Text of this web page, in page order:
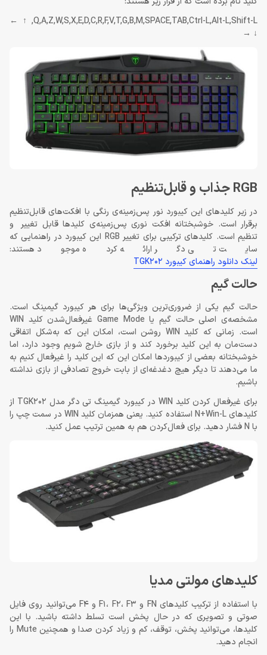
Q,A,Z,W,S,X,E,D,C,R,F,V,T,G,B,M,SPACE,TAB,Ctrl-L,Alt-L,Shift-L, ↑ ←
↓ →
RGB جذاب و قابل‌تنظیم
در زیر کلیدهای این کیبورد نور پس‌زمینه‌ی رنگی با افکت‌های قابل‌تنظیم
برقرار است. خوشبختانه افکت نوری پس‌زمینه‌ی کلیدها قابل تغییر و
تنظیم است. کلیدهای ترکیبی برای تغییر RGB این کیبورد در راهنمایی که
سایت تی دگر ارائه کرده موجود هستند:
لینک دانلود راهنمای کیبورد TGK202
حالت گیم
حالت گیم یکی از ضروری‌ترین ویژگی‌ها برای هر کیبورد گیمینگ است.
مشخصه‌ی اصلی حالت گیم یا Game Mode غیرفعال‌شدن کلید WIN
است. زمانی که کلید WIN روشن است، امکان این که به‌شکل اتفاقی
دست‌مان به این کلید برخورد کند و از بازی خارج شویم وجود دارد، اما
خوشبختانه بعضی از کیبوردها امکان این که این کلید را غیرفعال کنیم به
ما می‌دهند تا دیگر هیچ دغدغه‌ای از بابت خروج تصادفی از بازی نداشته
باشیم.
برای غیرفعال کردن کلید WIN در کیبورد گیمینگ تی دگر مدل TGK202 از
کلیدهای N+Win-L استفاده کنید. یعنی همزمان کلید WIN در سمت چپ را
با N فشار دهید. برای فعال‌کردن هم به همین ترتیب عمل کنید.
کلیدهای مولتی مدیا
با استفاده از ترکیب کلیدهای FN و F1، F2، F3 و F4 می‌توانید روی فایل
صوتی و تصویری که در حال پخش است تسلط داشته باشید. با این
کلیدها، می‌توانید پخش، توقف، کم و زیاد کردن صدا و همچنین Mute را
انجام دهید.